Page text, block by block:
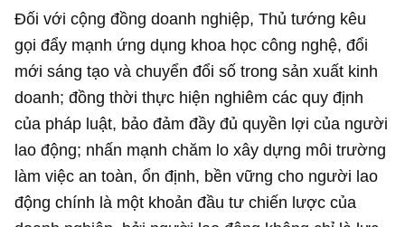
Đối với cộng đồng doanh nghiệp, Thủ tướng kêu
gọi đẩy mạnh ứng dụng khoa học công nghệ, đổi
mới sáng tạo và chuyển đổi số trong sản xuất kinh
doanh; đồng thời thực hiện nghiêm các quy định
của pháp luật, bảo đảm đầy đủ quyền lợi của người
lao động; nhấn mạnh chăm lo xây dựng môi trường
làm việc an toàn, ổn định, bền vững cho người lao
động chính là một khoản đầu tư chiến lược của